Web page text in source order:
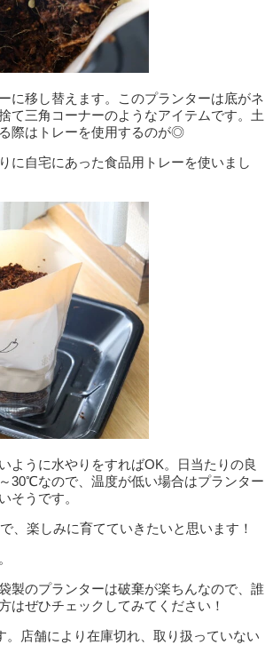
に移し替えます。このプランターは底がネ
て三角コーナーのようなアイテムです。土
際はトレーを使用するのが◎
に自宅にあった食品用トレーを使いまし
ように水やりをすればOK。日当たりの良
30℃なので、温度が低い場合はプランター
そうです。
、楽しみに育てていきたいと思います！
製のプランターは破棄が楽ちんなので、誰
はぜひチェックしてみてください！
店舗により在庫切れ、取り扱っていない